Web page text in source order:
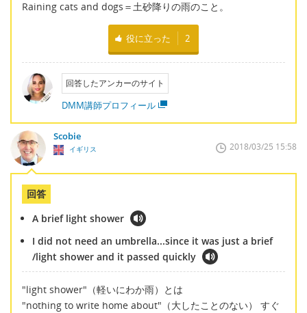
Raining cats and dogs＝土砂降りの雨のこと。
役に立った 2
回答したアンカーのサイト
DMM講師プロフィール
Scobie
イギリス 2018/03/25 15:58
回答
A brief light shower
I did not need an umbrella...since it was just a brief
/light shower and it passed quickly
"light shower"（軽いにわか雨）とは
"nothing to write home about"（大したことのない） すぐ